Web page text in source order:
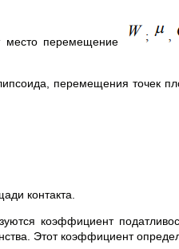
место перемещение
перемещения точек
контакта.
коэффициент
Этот коэффициент